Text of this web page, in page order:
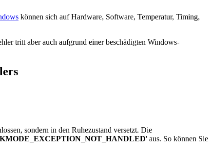
können sich auf Hardware, Software, Temperatur, Timing,
tritt aber auch aufgrund einer beschädigten Windows-
sondern in den Ruhezustand versetzt. Die
KMODE_EXCEPTION_NOT_HANDLED' aus. So können Sie